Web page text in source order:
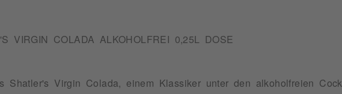
VIRGIN COLADA ALKOHOLFREI 0,25L DOSE
Shatler's Virgin Colada, einem Klassiker unter den alkoholfreien